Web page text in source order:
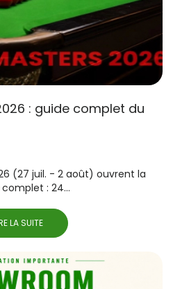
: guide complet du
(27 juil. - 2 août) ouvrent la
: 24...
LA SUITE